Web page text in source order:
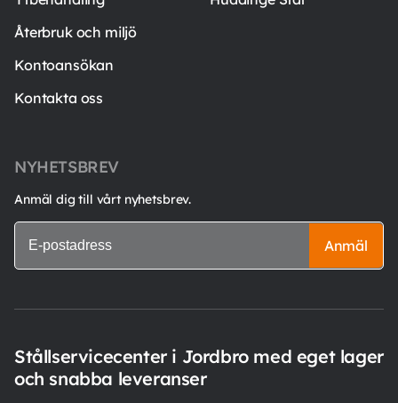
Återbruk och miljö
Kontoansökan
Kontakta oss
NYHETSBREV
Anmäl dig till vårt nyhetsbrev.
Anmäl
Stållservicecenter i Jordbro med eget lager
och snabba leveranser